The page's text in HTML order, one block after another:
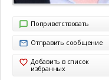
Поприветствовать
Отправить сообщение
Добавить в список
избранных